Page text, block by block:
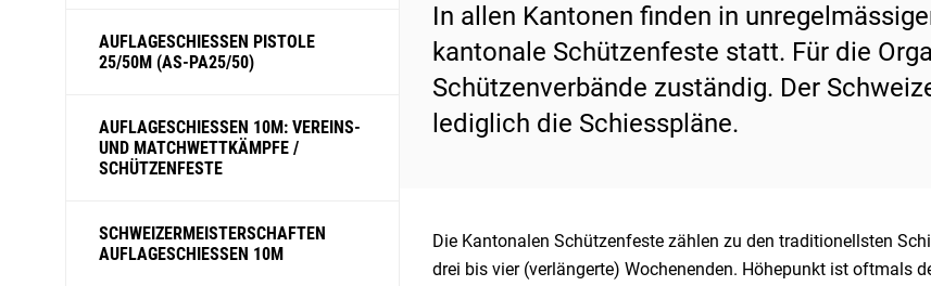
AUFLAGESCHIESSEN PISTOLE
25/50M (AS-PA25/50)
AUFLAGESCHIESSEN 10M: VEREINS-
UND MATCHWETTKÄMPFE /
SCHÜTZENFESTE
SCHWEIZERMEISTERSCHAFTEN
AUFLAGESCHIESSEN 10M
In allen Kantonen finden in
kantonale Schützenfeste statt. Für die
Schützenverbände zuständig. Der
lediglich die Schiesspläne.
Die Kantonalen Schützenfeste zählen zu den traditionellsten
drei bis vier (verlängerte) Wochenenden. Höhepunkt ist oftmals